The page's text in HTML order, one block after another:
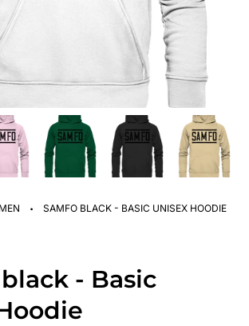
· SAMFO BLACK - BASIC UNISEX HOODIE
- Basic